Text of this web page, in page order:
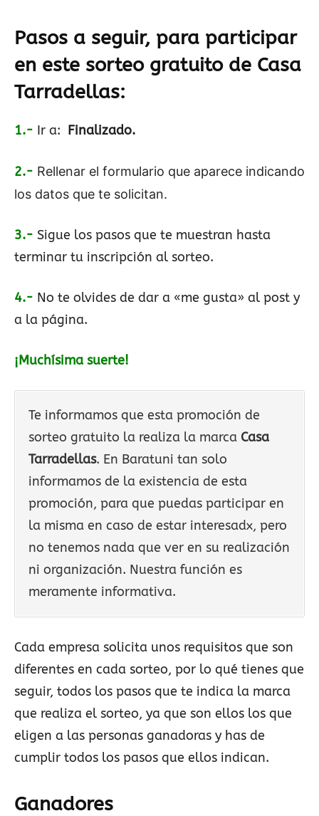
Pasos a seguir, para participar
en este sorteo gratuito de Casa
Tarradellas:
1.- Ir a: Finalizado.
2.- Rellenar el formulario que aparece indicando
los datos que te solicitan.
3.- Sigue los pasos que te muestran hasta
terminar tu inscripción al sorteo.
4.- No te olvides de dar a «me gusta» al post y
a la página.
¡Muchísima suerte!
Te informamos que esta promoción de
sorteo gratuito la realiza la marca Casa
Tarradellas. En Baratuni tan solo
informamos de la existencia de esta
promoción, para que puedas participar en
la misma en caso de estar interesadx, pero
no tenemos nada que ver en su realización
ni organización. Nuestra función es
meramente informativa.
Cada empresa solicita unos requisitos que son
diferentes en cada sorteo, por lo qué tienes que
seguir, todos los pasos que te indica la marca
que realiza el sorteo, ya que son ellos los que
eligen a las personas ganadoras y has de
cumplir todos los pasos que ellos indican.
Ganadores